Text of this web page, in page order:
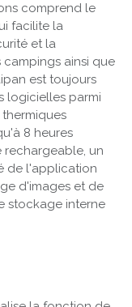
comprend le
facilite la
et la
ainsi que
est toujours
logicielles parmi
8 heures
un
de l'application
d'images et de
stockage interne